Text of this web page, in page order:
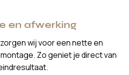
en afwerking
wij voor een nette en
Zo geniet je direct van